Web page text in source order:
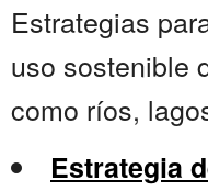
Estrategias
uso sostenible
como ríos,
Estrategia